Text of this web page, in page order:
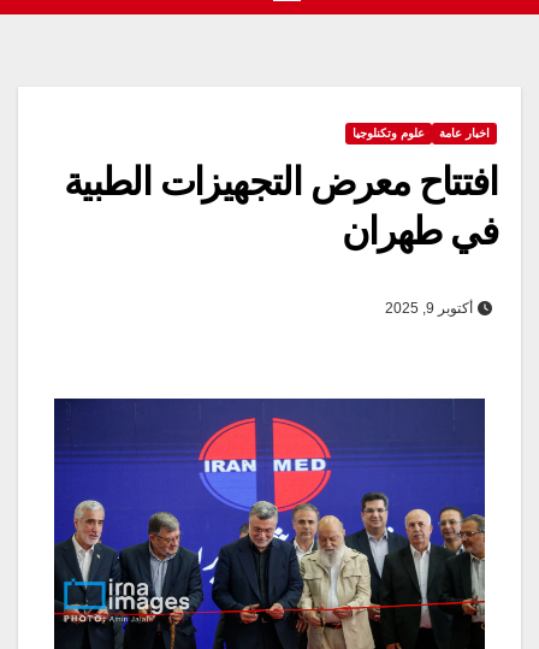
اخبار عامة علوم وتكنلوجيا
افتتاح معرض التجهيزات الطبية
في طهران
أكتوبر 9, 2025